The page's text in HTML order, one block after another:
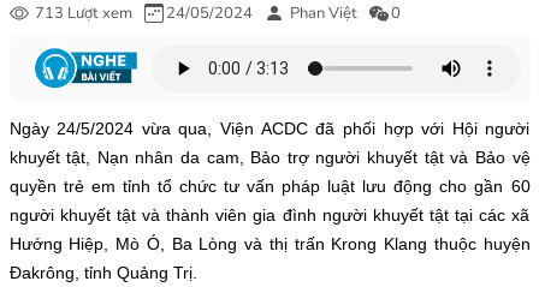
713 Lượt xem 24/05/2024 Phan Việt 0
Ngày 24/5/2024 vừa qua, Viện ACDC đã phối hợp với Hội người
khuyết tật, Nạn nhân da cam, Bảo trợ người khuyết tật và Bảo vệ
quyền trẻ em tỉnh tổ chức tư vấn pháp luật lưu động cho gần 60
người khuyết tật và thành viên gia đình người khuyết tật tại các xã
Hướng Hiệp, Mò Ó, Ba Lòng và thị trấn Krong Klang thuộc huyện
Đakrông, tỉnh Quảng Trị.